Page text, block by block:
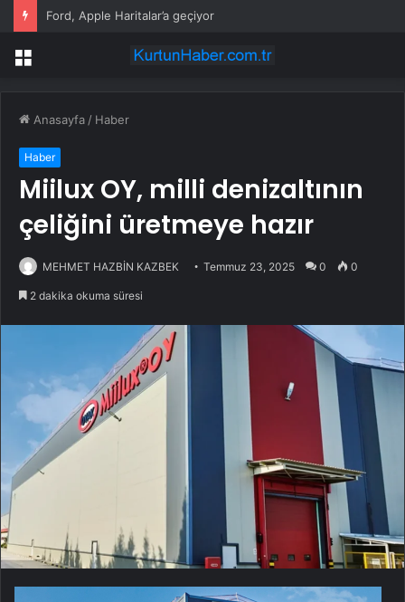
Ford, Apple Haritalar’a geçiyor
Menü
Anasayfa / Haber
Haber
Miilux OY, milli denizaltının
çeliğini üretmeye hazır
MEHMET HAZBİN KAZBEK Temmuz 23, 2025 0 0
2 dakika okuma süresi